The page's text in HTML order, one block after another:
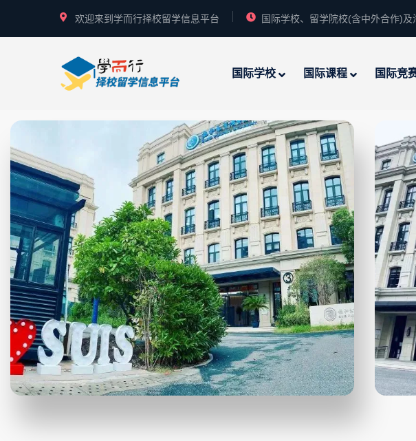
欢迎来到学而行择校留学信息平台 国际学校、留学院校(含中外合作)
国际学校 国际课程 国际竞